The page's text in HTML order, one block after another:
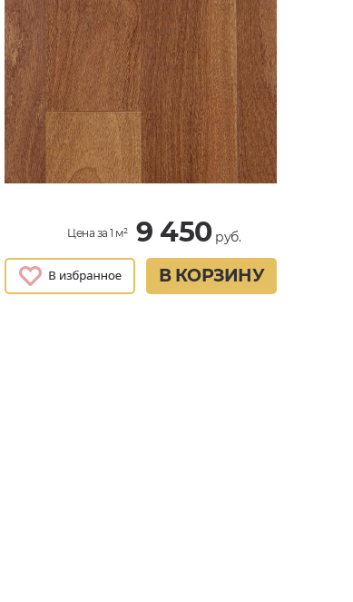
Цена за 1 м² 9 450руб.
В КОРЗИНУ